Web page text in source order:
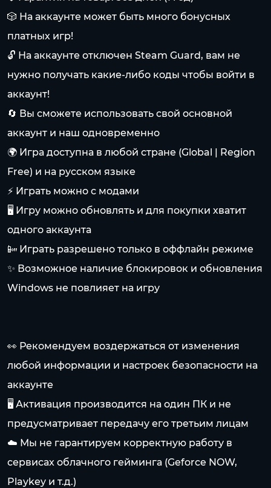
🎲 На аккаунте может быть много бонусных
платных игр!
🔓 На аккаунте отключен Steam Guard, вам не
нужно получать какие-либо коды чтобы войти в
аккаунт!
🔄 Вы сможете использовать свой основной
аккаунт и наш одновременно
🌍 Игра доступна в любой стране (Global | Region
Free) и на русском языке
⚡ Играть можно с модами
🖥️ Игру можно обновлять и для покупки хватит
одного аккаунта
📴 Играть разрешено только в оффлайн режиме
✨ Возможное наличие блокировок и обновления
Windows не повлияет на игру
👀 Рекомендуем воздержаться от изменения
любой информации и настроек безопасности на
аккаунте
🖥️ Активация производится на один ПК и не
предусматривает передачу его третьим лицам
☁️ Мы не гарантируем корректную работу в
сервисах облачного гейминга (Geforce NOW,
Playkey и т.д.)